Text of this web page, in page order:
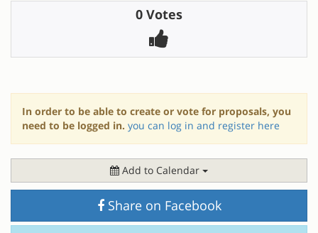
0 Votes
In order to be able to create or vote for proposals, you
need to be logged in. you can log in and register here
Add to Calendar
Share on Facebook